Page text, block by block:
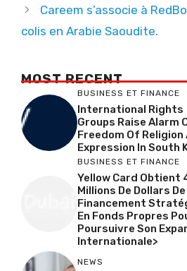
Careem s’associe à
colis en Arabie Saoudite.
MOST RECENT
BUSINESS ET FINANCE
International Rights
Groups Raise Alarm
Freedom Of Religion
Expression In South
BUSINESS ET FINANCE
Yellow Card Obtient
Millions De Dollars De
Financement
En Fonds Propres
Poursuivre Son
Internationale>
NEWS